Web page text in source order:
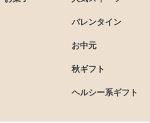
バレンタイン
お中元
秋ギフト
ヘルシー系ギフト